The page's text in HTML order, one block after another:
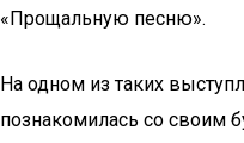
«Прощальную песню».
На одном из таких
познакомилась со своим